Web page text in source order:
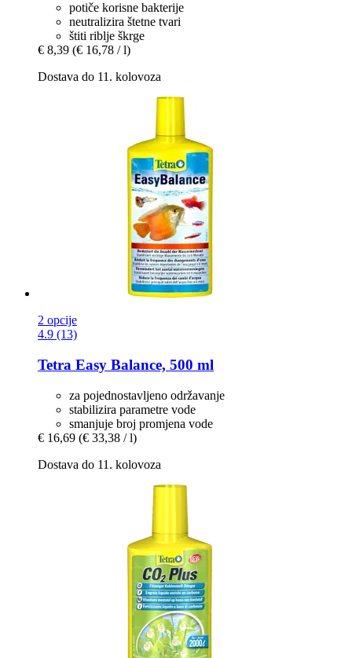
potiče korisne bakterije
neutralizira štetne tvari
štiti riblje škrge
€ 8,39 (€ 16,78 / l)
Dostava do 11. kolovoza
2 opcije
4.9 (13)
Tetra Easy Balance, 500 ml
za pojednostavljeno održavanje
stabilizira parametre vode
smanjuje broj promjena vode
€ 16,69 (€ 33,38 / l)
Dostava do 11. kolovoza